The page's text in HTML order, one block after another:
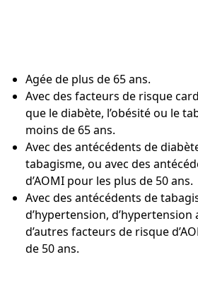
Agée de plus de 65 ans.
Avec des facteurs de risque
que le diabète, l’obésité ou le
moins de 65 ans.
Avec des antécédents de
tabagisme, ou avec des
d’AOMI pour les plus de 50 ans.
Avec des antécédents de
d’hypertension,
d’autres facteurs de risque
de 50 ans.